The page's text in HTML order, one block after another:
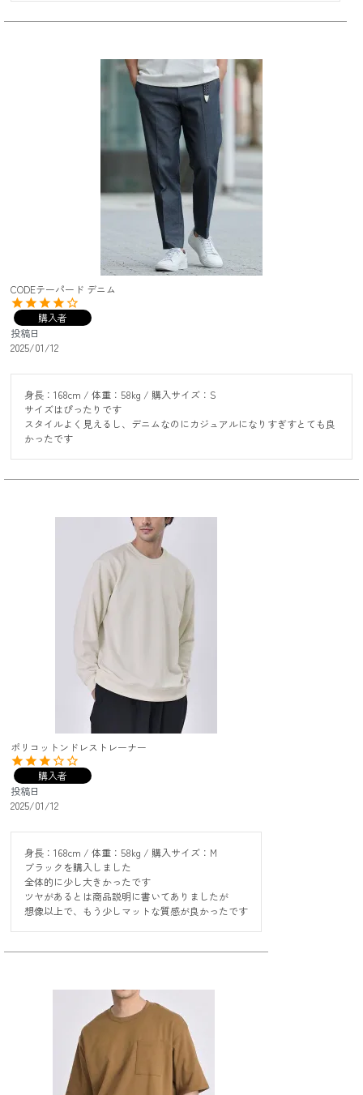
CODEテーパード デニム
購入者
投稿日
2025/01/12
身長：168cm / 体重：58kg / 購入サイズ：S
サイズはぴったりです
スタイルよく見えるし、デニムなのにカジュアルになりすぎすとても良
かったです
ポリコットンドレストレーナー
購入者
投稿日
2025/01/12
身長：168cm / 体重：58kg / 購入サイズ：M
ブラックを購入しました
全体的に少し大きかったです
ツヤがあるとは商品説明に書いてありましたが
想像以上で、もう少しマットな質感が良かったです